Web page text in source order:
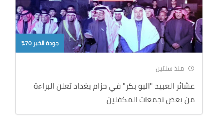
جودة الخبر 70%
منذ سنتين
عشائر العبيد "البو بكر" في حزام بغداد تعلن البراءة
من بعض تجمعات المكفلين